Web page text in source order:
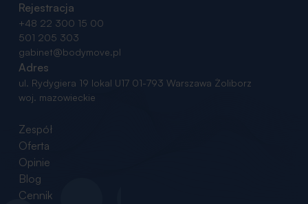
Rejestracja
+48 22 300 15 00
501 205 303
gabinet@bodymove.pl
Adres
ul. Rydygiera 19 lokal U17 01-793 Warszawa Żoliborz
woj. mazowieckie
Zespół
Oferta
Opinie
Blog
Cennik